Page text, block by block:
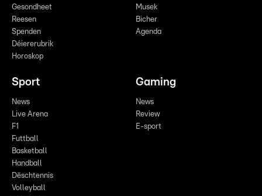
Gesondheet
Reesen
Spenden
Déiererubrik
Horoskop
Musek
Bicher
Agenda
Sport
News
Live Arena
F1
Futtball
Basketball
Handball
Dëschtennis
Volleyball
Gaming
News
Review
E-sport